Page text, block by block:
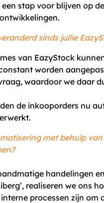
stap voor blijven op
sinds jullie
van EazyStock
worden
waardoor we daar
de inkooporders nu
met behulp
handelingen
realiseren we ons
processen zijn om